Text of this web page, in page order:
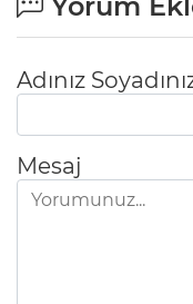
Adınız
Mesaj